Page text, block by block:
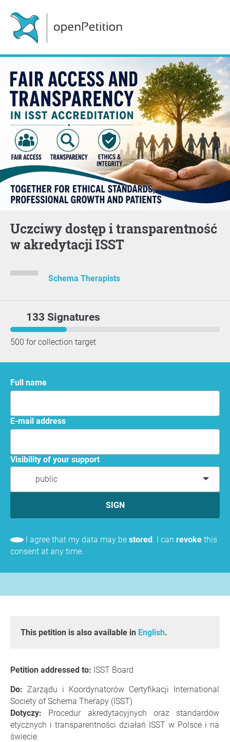
Uczciwy dostęp i transparentność
w akredytacji ISST
Schema Therapists
133 Signatures
500 for collection target
Full name
E-mail address
Visibility of your support
public
SIGN
I agree that my data may be stored. I can revoke this
consent at any time.
This petition is also available in English.
Petition addressed to: ISST Board
Do: Zarządu i Koordynatorów Certyfikacji International
Society of Schema Therapy (ISST)
Dotyczy: Procedur akredytacyjnych oraz standardów
etycznych i transparentności działań ISST w Polsce i na
świecie.